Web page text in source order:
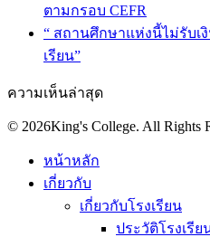
ตามกรอบ CEFR
“ สถานศึกษาแห่งนี้ไม่รับเ
เรียน”
ความเห็นล่าสุด
© 2026King's College. All Rights
หน้าหลัก
เกี่ยวกับ
เกี่ยวกับโรงเรียน
ประวัติโรงเรีย